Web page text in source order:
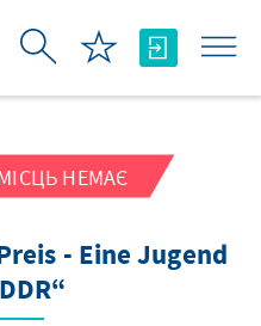
НЕМАЄ
- Eine Jugend